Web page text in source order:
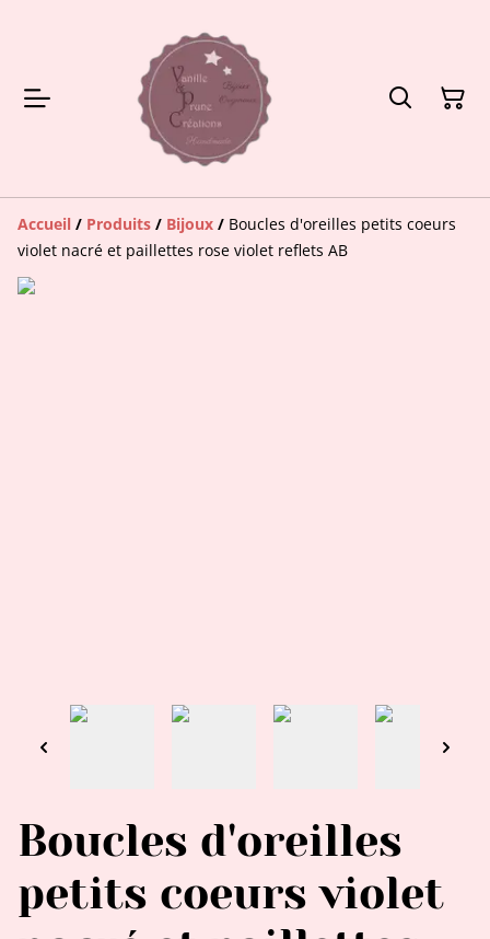
Accueil / Produits / Bijoux / Boucles d'oreilles petits coeurs
violet nacré et paillettes rose violet reflets AB
Boucles d'oreilles
petits coeurs violet